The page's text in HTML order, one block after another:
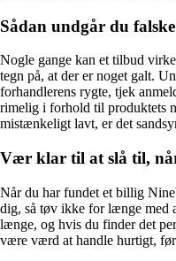
Sådan undgår du
Nogle gange kan et tilbud
tegn på, at der er noget galt.
forhandlerens rygte, tjek
rimelig i forhold til produktets
mistænkeligt lavt, er det
Vær klar til at slå til,
Når du har fundet et billig
dig, så tøv ikke for længe med
længe, og hvis du finder det
være værd at handle hurtigt,